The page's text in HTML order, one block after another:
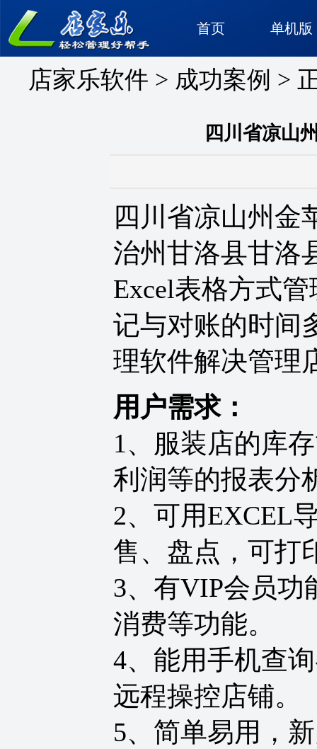
首页 单机版
店家乐软件 > 成功案例 >
四川省凉山
四川省凉山州金
治州甘洛县甘洛
Excel表格方式
记与对账的时间
理软件解决管理
用户需求：
1、服装店的库
利润等的报表分
2、可用EXCEL
售、盘点，可打
3、有VIP会员功
消费等功能。
4、能用手机查
远程操控店铺。
5、简单易用，